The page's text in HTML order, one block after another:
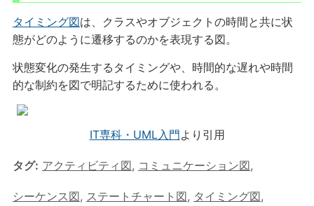
タイミング図は、クラスやオブジェクトの時間と共に状
態がどのように遷移するのかを表現する図。
状態変化の発生するタイミングや、時間的な遅れや時間
的な制約を図で明記するために使われる。
IT専科・UML入門より引用
タグ: アクティビティ図, コミュニケーション図,
シーケンス図, ステートチャート図, タイミング図,